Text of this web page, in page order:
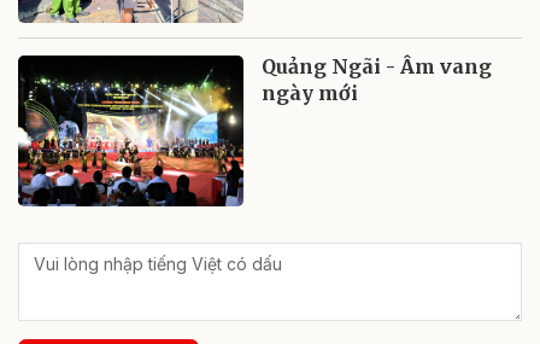
Quảng Ngãi - Âm vang
ngày mới